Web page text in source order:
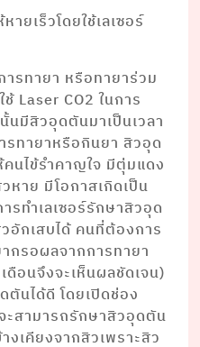
ายเร็วโดยใช้เลเซอร์
รทายา หรือทายาร่วม
Laser CO2 ในการ
มีสิวอุดตันมาเป็นเวลา
ทายาหรือกินยา สิวอุด
นไข้รำคาญใจ มีตุ่มแดง
หาย มีโอกาสเกิดเป็น
รทำเลเซอร์รักษาสิวอุด
อักเสบได้ คนที่ต้องการ
กรอผลจากการทายา
ดือนจึงจะเห็นผลชัดเจน)
ตันได้ดี โดยเปิดช่อง
ะสามารถรักษาสิวอุดตัน
งเคียงจากสิวเพราะสิว